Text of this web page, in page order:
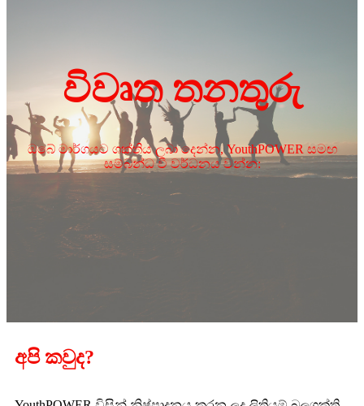
විවෘත තනතුරු
ඔබේ මාර්ගයට ශක්තිය ලබා දෙන්න, YouthPOWER සමඟ
සම්බන්ධ වී වර්ධනය වන්න:
අපි කවුද?